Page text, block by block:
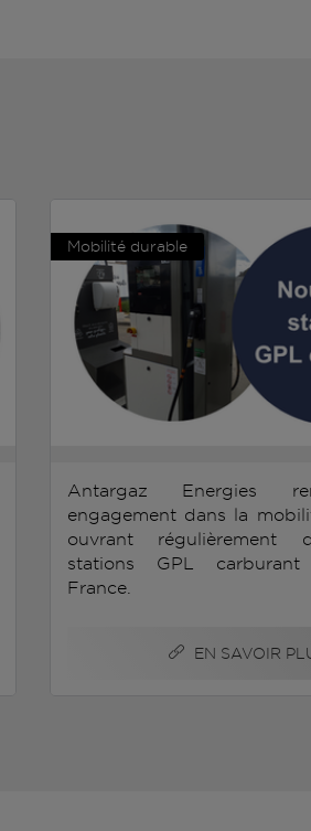
Mobilité durable
Antargaz Energies
engagement dans la
ouvrant régulièrement
stations GPL
France.
EN SAVOIR